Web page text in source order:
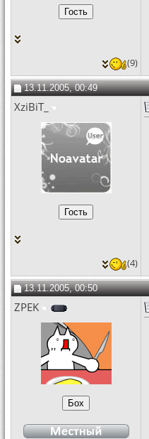
(9)
13.11.2005, 00:49
XziBiT_
(4)
13.11.2005, 00:50
ZPEK